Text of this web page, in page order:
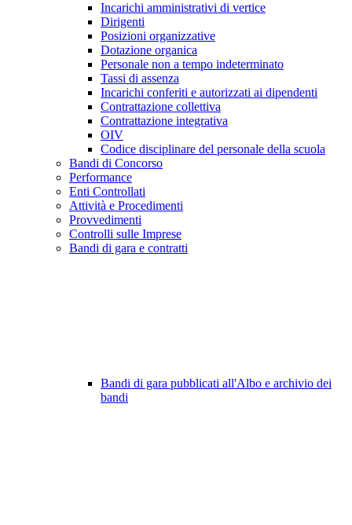
Incarichi amministrativi di vertice
Dirigenti
Posizioni organizzative
Dotazione organica
Personale non a tempo indeterminato
Tassi di assenza
Incarichi conferiti e autorizzati ai dipendenti
Contrattazione collettiva
Contrattazione integrativa
OIV
Codice disciplinare del personale della scuola
Bandi di Concorso
Performance
Enti Controllati
Attività e Procedimenti
Provvedimenti
Controlli sulle Imprese
Bandi di gara e contratti
Bandi di gara pubblicati all'Albo e archivio dei
bandi